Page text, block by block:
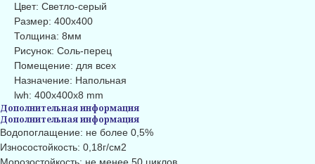
Цвет: Светло-серый
Размер: 400x400
Толщина: 8мм
Рисунок: Соль-перец
Помещение: для всех
Назначение: Напольная
lwh: 400x400x8 mm
Дополнительная информация
Дополнительная информация
Водопоглащение: не более 0,5%
Износостойкость: 0,18г/см2